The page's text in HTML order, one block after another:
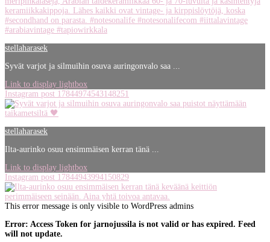
stellaharasek
Syvät varjot ja silmuihin osuva auringonvalo saa ...
Link to display lightbox
Instagram post 17844974543148251
stellaharasek
Ilta-aurinko osuu ensimmäisen kerran tänä ...
Link to display lightbox
Instagram post 17844943994150829
This error message is only visible to WordPress admins
Error: Access Token for jarnojussila is not valid or has expired. Feed
will not update.